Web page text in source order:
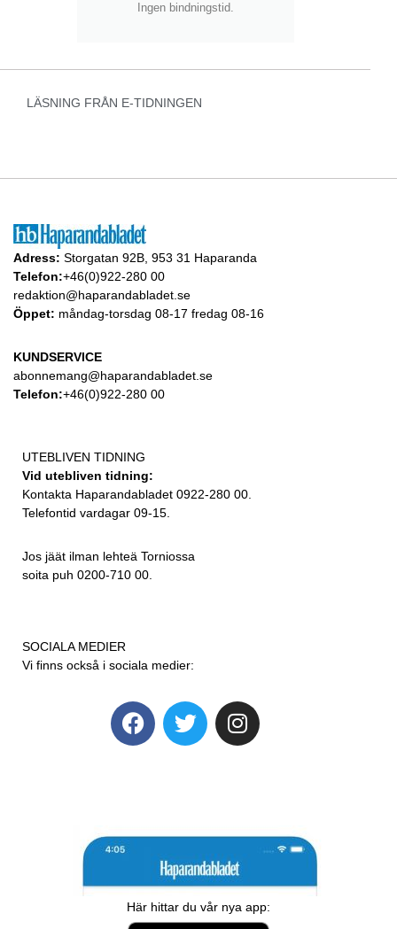
Ingen bindningstid.
LÄSNING FRÅN E-TIDNINGEN
Adress: Storgatan 92B, 953 31 Haparanda
Telefon:+46(0)922-280 00
redaktion@haparandabladet.se
Öppet: måndag-torsdag 08-17 fredag 08-16
KUNDSERVICE
abonnemang@haparandabladet.se
Telefon:+46(0)922-280 00
UTEBLIVEN TIDNING
Vid utebliven tidning:
Kontakta Haparandabladet 0922-280 00.
Telefontid vardagar 09-15.
Jos jäät ilman lehteä Torniossa
soita puh 0200-710 00.
SOCIALA MEDIER
Vi finns också i sociala medier:
Här hittar du vår nya app: